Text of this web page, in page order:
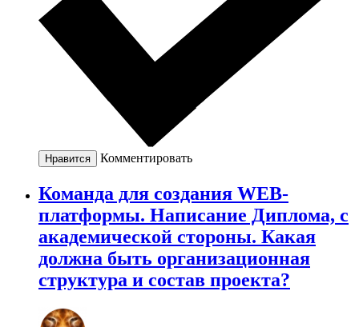
Нравится Комментировать
Команда для создания WEB-
платформы. Написание Диплома, с
академической стороны. Какая
должна быть организационная
структура и состав проекта?